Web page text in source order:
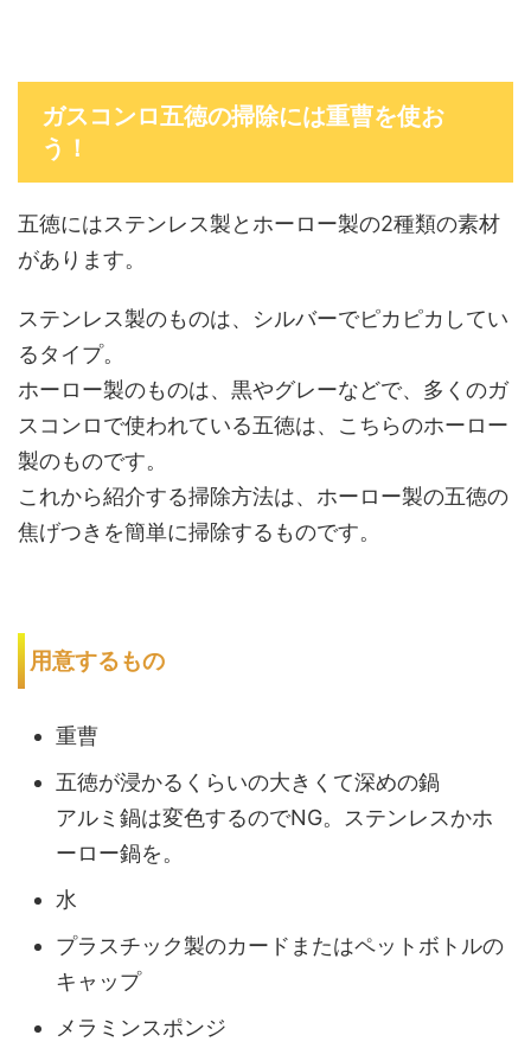
ガスコンロ五徳の掃除には重曹を使お
う！
五徳にはステンレス製とホーロー製の2種類の素材
があります。
ステンレス製のものは、シルバーでピカピカしてい
るタイプ。
ホーロー製のものは、黒やグレーなどで、多くのガ
スコンロで使われている五徳は、こちらのホーロー
製のものです。
これから紹介する掃除方法は、ホーロー製の五徳の
焦げつきを簡単に掃除するものです。
用意するもの
重曹
五徳が浸かるくらいの大きくて深めの鍋
アルミ鍋は変色するのでNG。ステンレスかホ
ーロー鍋を。
水
プラスチック製のカードまたはペットボトルの
キャップ
メラミンスポンジ